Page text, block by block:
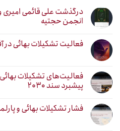
درگذشت علی قائمی امیری و
انجمن حجتیه
فعالیت تشکیلات بهائی در
فعالیت‌های تشکیلات
پیشبرد سند ۲۰۳۰
فشار تشکیلات بهائی و